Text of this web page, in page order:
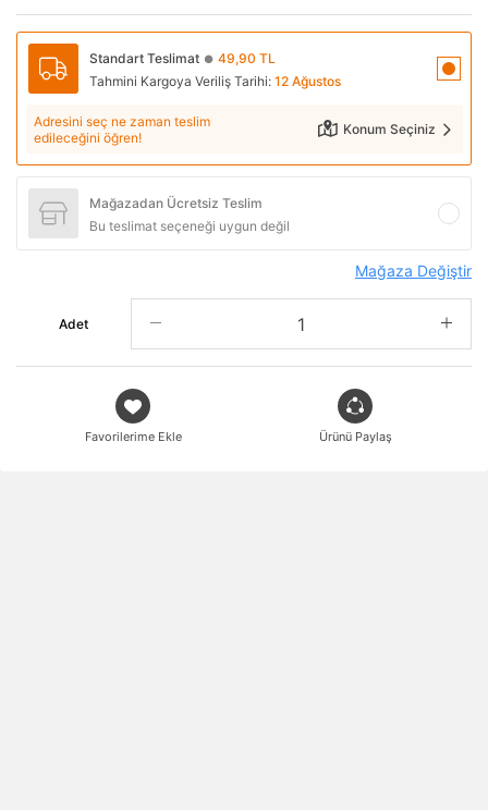
Standart Teslimat ● 49,90 TL
Tahmini Kargoya Veriliş Tarihi: 12 Ağustos
Adresini seç ne zaman teslim
edileceğini öğren!
Konum Seçiniz
Mağazadan Ücretsiz Teslim
Bu teslimat seçeneği uygun değil
Mağaza Değiştir
Adet
Favorilerime Ekle Ürünü Paylaş